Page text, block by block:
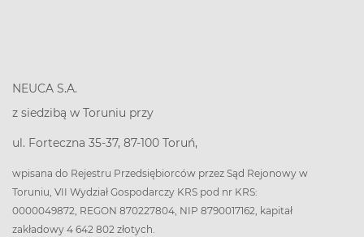
NEUCA S.A.
z siedzibą w Toruniu przy
ul. Forteczna 35-37, 87-100 Toruń,
wpisana do Rejestru Przedsiębiorców przez Sąd Rejonowy w
Toruniu, VII Wydział Gospodarczy KRS pod nr KRS:
0000049872, REGON 870227804, NIP 8790017162, kapitał
zakładowy 4 642 802 złotych.